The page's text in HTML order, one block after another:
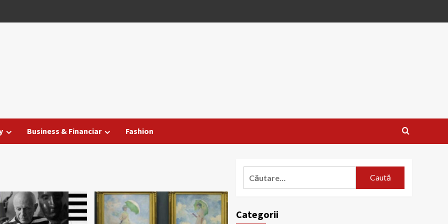
Business & Financiar Fashion
Categorii